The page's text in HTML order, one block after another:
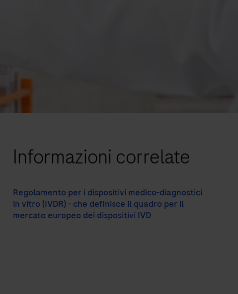
Informazioni correlate
Regolamento per i dispositivi medico-diagnostici
in vitro (IVDR) - che definisce il quadro per il
mercato europeo dei dispositivi IVD